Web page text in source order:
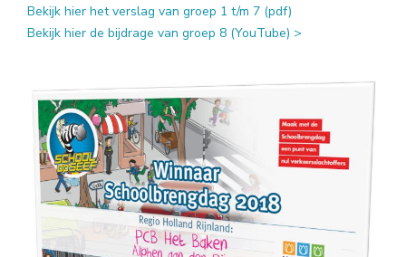
Bekijk hier het verslag van groep 1 t/m 7 (pdf)
Bekijk hier de bijdrage van groep 8 (YouTube) >